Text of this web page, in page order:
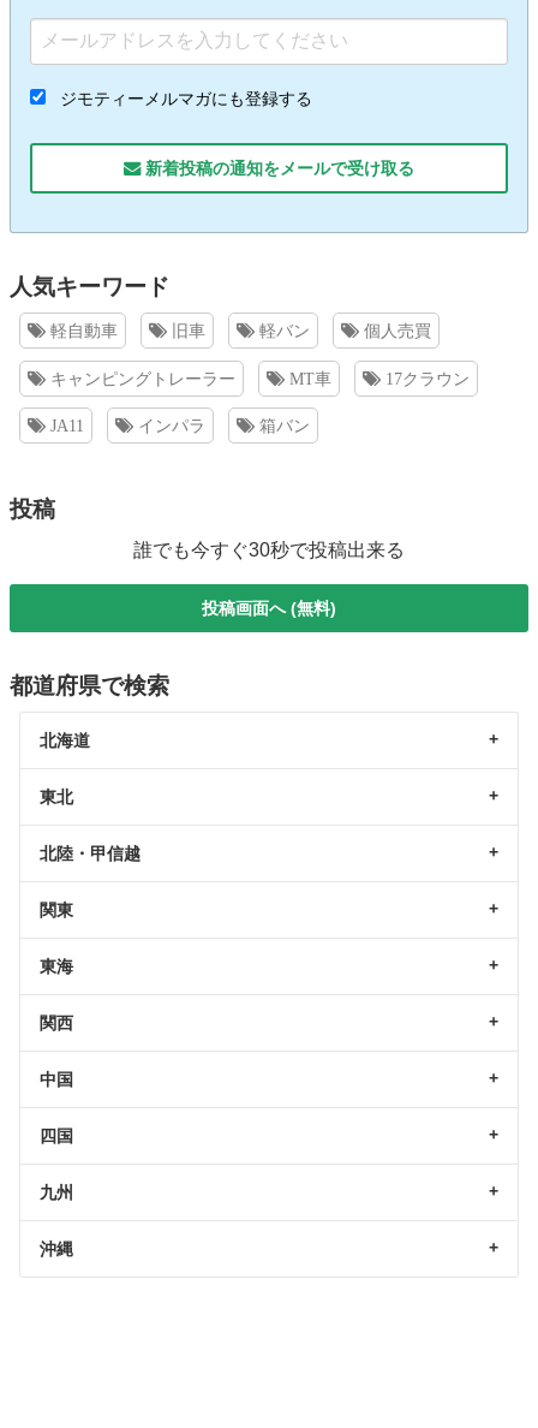
ジモティーメルマガにも登録する
新着投稿の通知をメールで受け取る
人気キーワード
軽自動車 旧車 軽バン 個人売買
キャンピングトレーラー MT車 17クラウン
JA11 インパラ 箱バン
投稿
誰でも今すぐ30秒で投稿出来る
投稿画面へ (無料)
都道府県で検索
北海道
東北
北陸・甲信越
関東
東海
関西
中国
四国
九州
沖縄